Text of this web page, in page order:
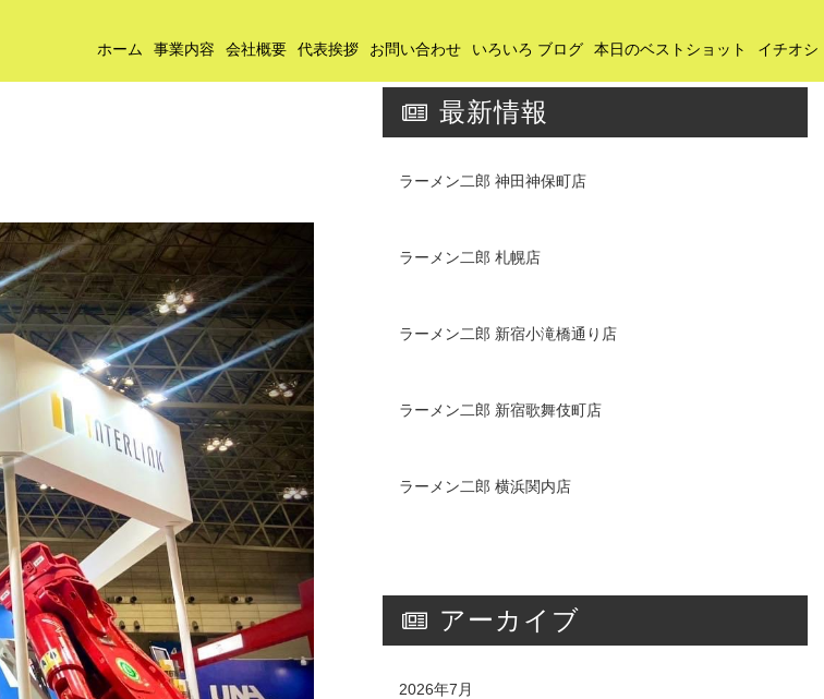
ホーム 事業内容 会社概要 代表挨拶 お問い合わせ いろいろ ブログ 本日のベストショット イチオシ
最新情報
ラーメン二郎 神田神保町店
ラーメン二郎 札幌店
ラーメン二郎 新宿小滝橋通り店
ラーメン二郎 新宿歌舞伎町店
ラーメン二郎 横浜関内店
アーカイブ
2026年7月